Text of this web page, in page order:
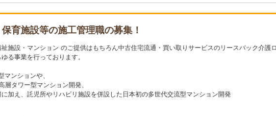
育施設等の施工管理職の募集！
施設・マンション のご提供はもちろん中古住宅流通・買い取りサービスのリースバック介護
る事業を行っております。
ンションや、
層タワー型マンション開発、
加え、託児所やリハビリ施設を併設した日本初の多世代交流型マンション開発